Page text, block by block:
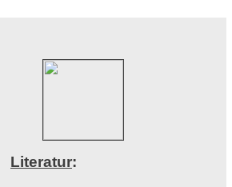
Literatur: